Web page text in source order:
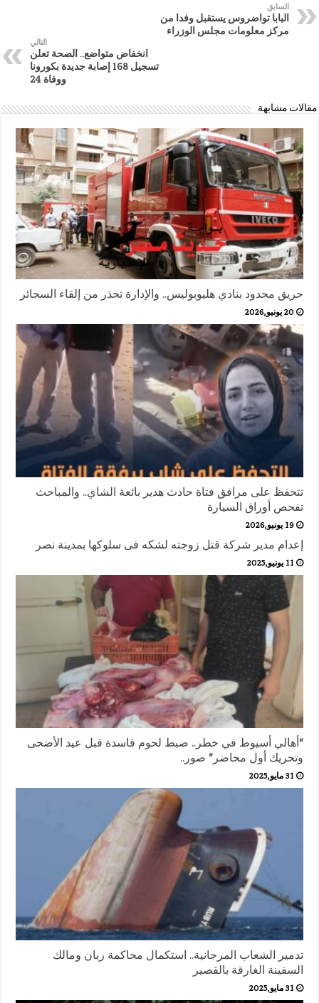
السابق
البابا تواضروس يستقبل وفدا من
مركز معلومات مجلس الوزراء
التالي
انخفاض متواضع.. الصحة تعلن
تسجيل 168 إصابة جديدة بكورونا
ووفاة 24
مقالات مشابهة
حريق محدود بنادي هليوبوليس.. والإدارة تحذر من إلقاء السجائر
20 يونيو,2026
تتحفظ على مرافق فتاة حادث هدير بائعة الشاي.. والمباحث
تفحص أوراق السيارة
19 يونيو,2026
إعدام مدير شركة قتل زوجته لشكه فى سلوكها بمدينة نصر
11 يونيو,2025
“أهالي أسيوط في خطر.. ضبط لحوم فاسدة قبل عيد الأضحى
وتحريك أول محاضر” صور..
31 مايو,2025
تدمير الشعاب المرجانية.. استكمال محاكمة ربان ومالك
السفينة الغارقة بالقصير
31 مايو,2025